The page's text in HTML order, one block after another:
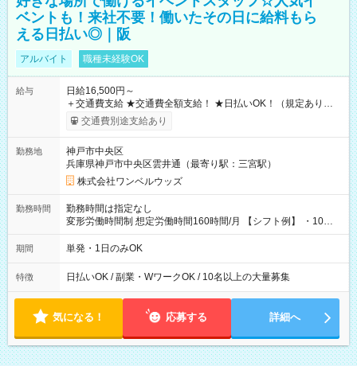
ベントも！来社不要！働いたその日に給料もら
える日払い◎｜阪
アルバイト 職種未経験OK
給与
日給16,500円～
＋交通費支給 ★交通費全額支給！ ★日払いOK！（規定あり） ┗
働いたその日に現金GET♪ お仕事後はコンビニATMから 日払
交通費別途支給あり
勤務地
神戸市中央区
兵庫県神戸市中央区雲井通（最寄り駅：三宮駅）
株式会社ワンベルウッズ
勤務時間
勤務時間は指定なし
変形労働時間制 想定労働時間160時間/月 【シフト例】 ・10：
00～20：00
期間 単発・1日のみOK
特徴 日払いOK / 副業・WワークOK / 10名以上の大量募集
気になる！ 応募する 詳細へ